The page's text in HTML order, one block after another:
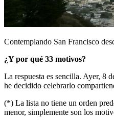
Contemplando San Francisco
¿Y por qué 33 motivos?
La respuesta es sencilla. Ayer, 8
he decidido celebrarlo
(*) La lista no tiene un orden
menor, simplemente son los